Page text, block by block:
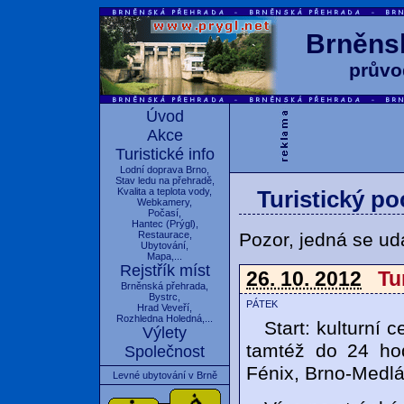
Úvod
Akce
Turistické info
Lodní doprava Brno
Stav ledu na přehradě,
Kvalita a teplota vody,
Webkamery,
Počasí
Hantec (Prýgl),
Restaurace,
Ubytování
Mapa
Rejstřík míst
Brněnská přehrada
Bystrc
Hrad Veveří
Rozhledna Holedná
Výlety
Společnost
Levné ubytování v Brně
Turistický
Pozor, jedná se
26. 10. 2012
pátek
Start: kulturní
tamtéž do 24
Fénix, Brno-